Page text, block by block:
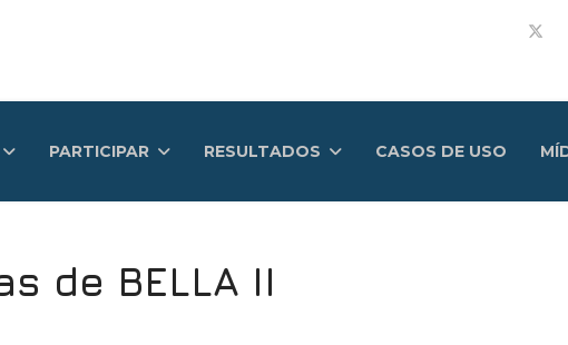
PARTICIPAR RESULTADOS CASOS DE USO
de BELLA II